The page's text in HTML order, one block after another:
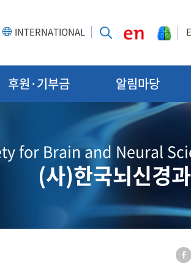
INTERNATIONAL
후원·기부금 알림마당
for Brain and Neural
(사)한국뇌신경